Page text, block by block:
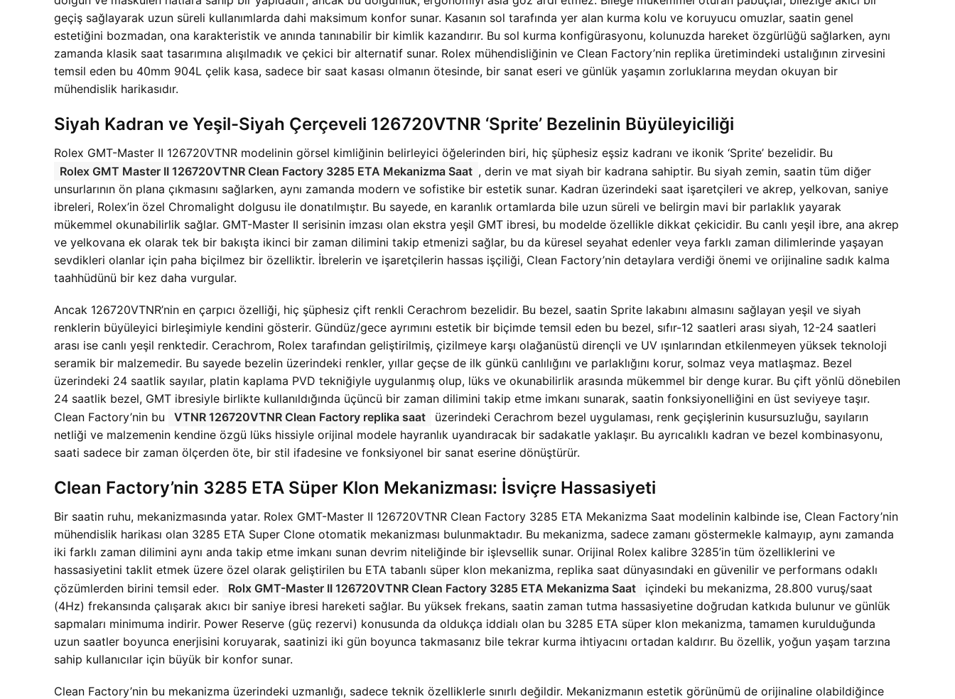
geçiş sağlayarak uzun süreli kullanımlarda dahi maksimum konfor sunar. Kasanın sol tarafında yer alan kurma kolu ve koruyucu omuzlar, saatin genel
estetiğini bozmadan, ona karakteristik ve anında tanınabilir bir kimlik kazandırır. Bu sol kurma konfigürasyonu, kolunuzda hareket özgürlüğü sağlarken, aynı
zamanda klasik saat tasarımına alışılmadık ve çekici bir alternatif sunar. Rolex mühendisliğinin ve Clean Factory’nin replika üretimindeki ustalığının zirvesini
temsil eden bu 40mm 904L çelik kasa, sadece bir saat kasası olmanın ötesinde, bir sanat eseri ve günlük yaşamın zorluklarına meydan okuyan bir
mühendislik harikasıdır.
Siyah Kadran ve Yeşil-Siyah Çerçeveli 126720VTNR ‘Sprite’ Bezelinin Büyüleyiciliği
Rolex GMT-Master II 126720VTNR modelinin görsel kimliğinin belirleyici öğelerinden biri, hiç şüphesiz eşsiz kadranı ve ikonik ‘Sprite’ bezelidir. Bu
Rolex GMT Master II 126720VTNR Clean Factory 3285 ETA Mekanizma Saat , derin ve mat siyah bir kadrana sahiptir. Bu siyah zemin, saatin tüm diğer
unsurlarının ön plana çıkmasını sağlarken, aynı zamanda modern ve sofistike bir estetik sunar. Kadran üzerindeki saat işaretçileri ve akrep, yelkovan, saniye
ibreleri, Rolex’in özel Chromalight dolgusu ile donatılmıştır. Bu sayede, en karanlık ortamlarda bile uzun süreli ve belirgin mavi bir parlaklık yayarak
mükemmel okunabilirlik sağlar. GMT-Master II serisinin imzası olan ekstra yeşil GMT ibresi, bu modelde özellikle dikkat çekicidir. Bu canlı yeşil ibre, ana akrep
ve yelkovana ek olarak tek bir bakışta ikinci bir zaman dilimini takip etmenizi sağlar, bu da küresel seyahat edenler veya farklı zaman dilimlerinde yaşayan
sevdikleri olanlar için paha biçilmez bir özelliktir. İbrelerin ve işaretçilerin hassas işçiliği, Clean Factory’nin detaylara verdiği önemi ve orijinaline sadık kalma
taahhüdünü bir kez daha vurgular.
Ancak 126720VTNR’nin en çarpıcı özelliği, hiç şüphesiz çift renkli Cerachrom bezelidir. Bu bezel, saatin Sprite lakabını almasını sağlayan yeşil ve siyah
renklerin büyüleyici birleşimiyle kendini gösterir. Gündüz/gece ayrımını estetik bir biçimde temsil eden bu bezel, sıfır-12 saatleri arası siyah, 12-24 saatleri
arası ise canlı yeşil renktedir. Cerachrom, Rolex tarafından geliştirilmiş, çizilmeye karşı olağanüstü dirençli ve UV ışınlarından etkilenmeyen yüksek teknoloji
seramik bir malzemedir. Bu sayede bezelin üzerindeki renkler, yıllar geçse de ilk günkü canlılığını ve parlaklığını korur, solmaz veya matlaşmaz. Bezel
üzerindeki 24 saatlik sayılar, platin kaplama PVD tekniğiyle uygulanmış olup, lüks ve okunabilirlik arasında mükemmel bir denge kurar. Bu çift yönlü dönebilen
24 saatlik bezel, GMT ibresiyle birlikte kullanıldığında üçüncü bir zaman dilimini takip etme imkanı sunarak, saatin fonksiyonelliğini en üst seviyeye taşır.
Clean Factory’nin bu
VTNR 126720VTNR Clean Factory replika saat
üzerindeki Cerachrom bezel uygulaması, renk geçişlerinin kusursuzluğu, sayıların
netliği ve malzemenin kendine özgü lüks hissiyle orijinal modele hayranlık uyandıracak bir sadakatle yaklaşır. Bu ayrıcalıklı kadran ve bezel kombinasyonu,
saati sadece bir zaman ölçerden öte, bir stil ifadesine ve fonksiyonel bir sanat eserine dönüştürür.
Clean Factory’nin 3285 ETA Süper Klon Mekanizması: İsviçre Hassasiyeti
Bir saatin ruhu, mekanizmasında yatar. Rolex GMT-Master II 126720VTNR Clean Factory 3285 ETA Mekanizma Saat modelinin kalbinde ise, Clean Factory’nin
mühendislik harikası olan 3285 ETA Super Clone otomatik mekanizması bulunmaktadır. Bu mekanizma, sadece zamanı göstermekle kalmayıp, aynı zamanda
iki farklı zaman dilimini aynı anda takip etme imkanı sunan devrim niteliğinde bir işlevsellik sunar. Orijinal Rolex kalibre 3285’in tüm özelliklerini ve
hassasiyetini taklit etmek üzere özel olarak geliştirilen bu ETA tabanlı süper klon mekanizma, replika saat dünyasındaki en güvenilir ve performans odaklı
çözümlerden birini temsil eder.
Rolx GMT-Master II 126720VTNR Clean Factory 3285 ETA Mekanizma Saat
içindeki bu mekanizma, 28.800 vuruş/saat
(4Hz) frekansında çalışarak akıcı bir saniye ibresi hareketi sağlar. Bu yüksek frekans, saatin zaman tutma hassasiyetine doğrudan katkıda bulunur ve günlük
sapmaları minimuma indirir. Power Reserve (güç rezervi) konusunda da oldukça iddialı olan bu 3285 ETA süper klon mekanizma, tamamen kurulduğunda
uzun saatler boyunca enerjisini koruyarak, saatinizi iki gün boyunca takmasanız bile tekrar kurma ihtiyacını ortadan kaldırır. Bu özellik, yoğun yaşam tarzına
sahip kullanıcılar için büyük bir konfor sunar.
Clean Factory’nin bu mekanizma üzerindeki uzmanlığı, sadece teknik özelliklerle sınırlı değildir. Mekanizmanın estetik görünümü de orijinaline olabildiğince